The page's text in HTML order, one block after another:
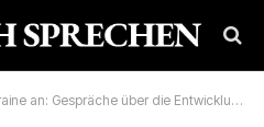
über die Entwicklung neuer Hightech-Waffen